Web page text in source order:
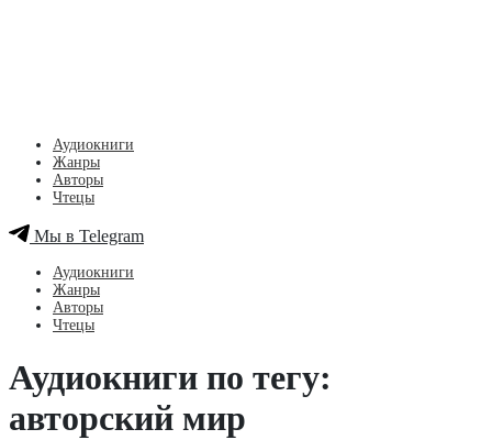
Аудиокниги
Жанры
Авторы
Чтецы
Мы в Telegram
Аудиокниги
Жанры
Авторы
Чтецы
Аудиокниги по тегу:
авторский мир